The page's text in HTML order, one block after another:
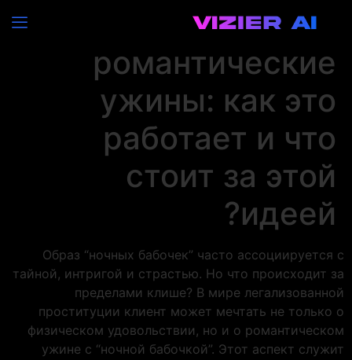
Ночные бабочки и
романтические
ужины: как это
работает и что
стоит за этой
идеей?
Образ “ночных бабочек” часто ассоциируется с
тайной, интригой и страстью. Но что происходит за
пределами клише? В мире легализованной
проституции клиент может мечтать не только о
физическом удовольствии, но и о романтическом
ужине с “ночной бабочкой”. Этот аспект служит